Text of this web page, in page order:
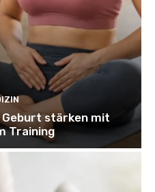
Geburt stärken mit
Training